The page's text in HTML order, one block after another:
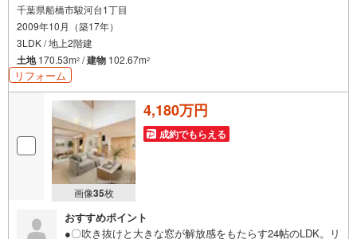
千葉県船橋市駿河台1丁目
2009年10月（築17年）
3LDK / 地上2階建
土地170.53m2 /建物 102.67m2
リフォーム
画像35枚
4,180万円
成約でもらえる
おすすめポイント
●〇吹き抜けと大きな窓が解放感をもたらす24帖のLDK。リ